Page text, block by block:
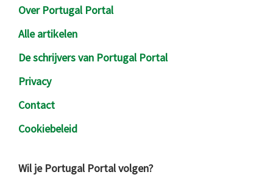
Over Portugal Portal
Alle artikelen
De schrijvers van Portugal Portal
Privacy
Contact
Cookiebeleid
Wil je Portugal Portal volgen?